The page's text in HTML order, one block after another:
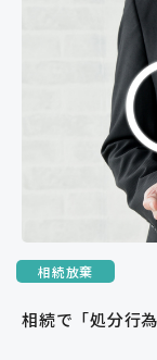
相続放棄
相続で「処分行